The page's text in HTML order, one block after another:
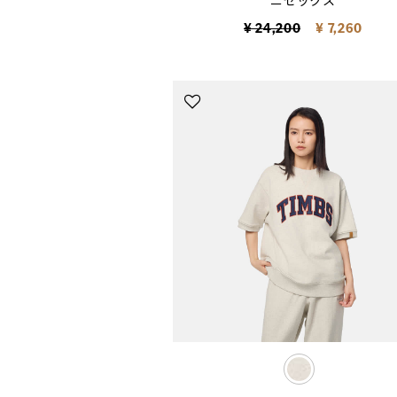
Price reduced from
¥ 24,200to ¥ 7,260
selected